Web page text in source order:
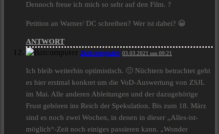
Dennoch freue ich mich so sehr auf den Film. ?
Petition an Warner/ DC schreiben? Wer ist dabei? 😀
ANTWORT
Batcomputer 03.03.2021 um 09:21
Ich bleib weiterhin optimistisch. 🙂 Nüchtern betrachtet geht
es hier erstmal konkret um die VoD-Auswertung von ZSJL
im Mai. Alle anderen Ableitungen und der dazugehörige
Frust gehören ins Reich der Spekulation. Bis zum 18. März
sind es noch zwei Wochen, in denen in dieser „Alles-ist-
möglich“-Zeit noch einiges passieren kann. „Wonder